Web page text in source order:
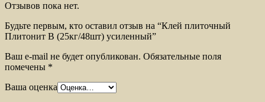
Отзывов пока нет.
Будьте первым, кто оставил отзыв на “Клей плиточный
Плитонит B (25кг/48шт) усиленный”
Ваш e-mail не будет опубликован. Обязательные поля
помечены *
Ваша оценка